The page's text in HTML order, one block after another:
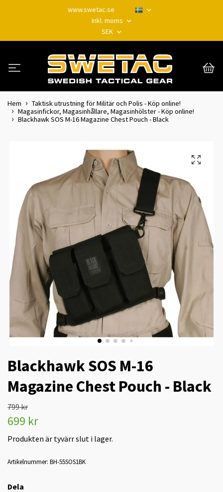
www.swetac.se
Inkl. moms
SEK
Hem
Taktisk utrustning för Militär och Polis - Köp online!
Magasinfickor, Magasinhållare, Magasinhölster - Köp online!
Blackhawk SOS M-16 Magazine Chest Pouch - Black
Blackhawk SOS M-16
Magazine Chest Pouch - Black
799 kr
699 kr
Produkten är tyvärr slut i lager.
Artikelnummer: BH-55SOS1BK
Dela